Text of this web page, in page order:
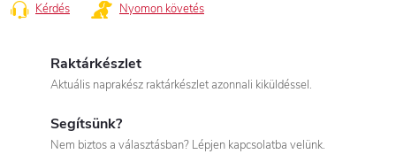
Kérdés Nyomon követés
Raktárkészlet
Aktuális naprakész raktárkészlet azonnali kiküldéssel.
Segítsünk?
Nem biztos a választásban? Lépjen kapcsolatba velünk.